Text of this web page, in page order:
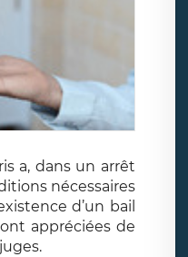
a, dans un arrêt
nécessaires
d’un bail
appréciées de